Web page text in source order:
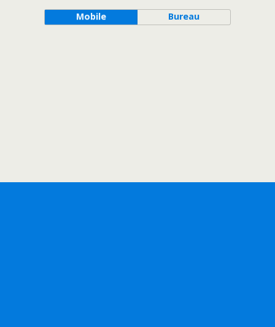
Mobile Bureau